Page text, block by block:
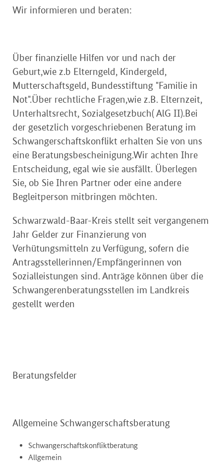
Wir informieren und beraten:
Über finanzielle Hilfen vor und nach der
Geburt,wie z.b Elterngeld, Kindergeld,
Mutterschaftsgeld, Bundesstiftung "Familie in
Not".Über rechtliche Fragen,wie z.B. Elternzeit,
Unterhaltsrecht, Sozialgesetzbuch( AlG II).Bei
der gesetzlich vorgeschriebenen Beratung im
Schwangerschaftskonflikt erhalten Sie von uns
eine Beratungsbescheinigung.Wir achten Ihre
Entscheidung, egal wie sie ausfällt. Überlegen
Sie, ob Sie Ihren Partner oder eine andere
Begleitperson mitbringen möchten.
Schwarzwald-Baar-Kreis stellt seit vergangenem
Jahr Gelder zur Finanzierung von
Verhütungsmitteln zu Verfügung, sofern die
Antragsstellerinnen/Empfängerinnen von
Sozialleistungen sind. Anträge können über die
Schwangerenberatungsstellen im Landkreis
gestellt werden
Beratungsfelder
Allgemeine Schwangerschaftsberatung
Schwangerschaftskonfliktberatung
Allgemein